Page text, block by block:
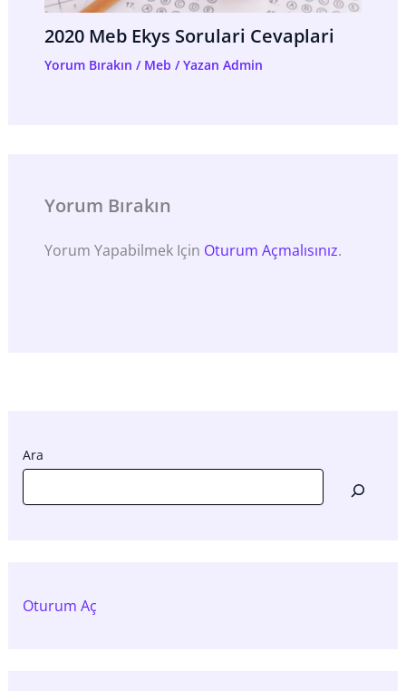
2020 Meb Ekys Sorulari Cevaplari
Yorum Bırakın / Meb / Yazan Admin
Yorum Bırakın
Yorum Yapabilmek Için Oturum Açmalısınız.
Ara
Oturum Aç